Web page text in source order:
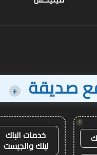
صديقة +
!
خدمات الباك
لينك والجيست